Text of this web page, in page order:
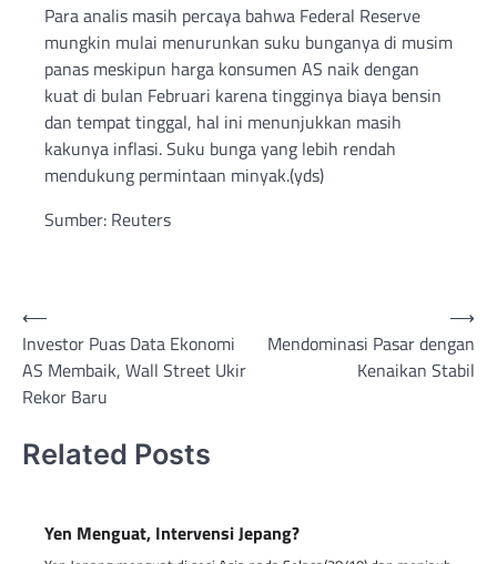
Para analis masih percaya bahwa Federal Reserve
mungkin mulai menurunkan suku bunganya di musim
panas meskipun harga konsumen AS naik dengan
kuat di bulan Februari karena tingginya biaya bensin
dan tempat tinggal, hal ini menunjukkan masih
kakunya inflasi. Suku bunga yang lebih rendah
mendukung permintaan minyak.(yds)
Sumber: Reuters
Post
navigation
⟵
Investor Puas Data Ekonomi
AS Membaik, Wall Street Ukir
Rekor Baru
Mendominasi Pasar dengan
Kenaikan Stabil
⟶
Related Posts
Yen Menguat, Intervensi Jepang?